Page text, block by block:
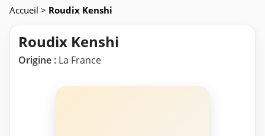
Accueil > Roudix Kenshi
Roudix Kenshi
Origine : La France